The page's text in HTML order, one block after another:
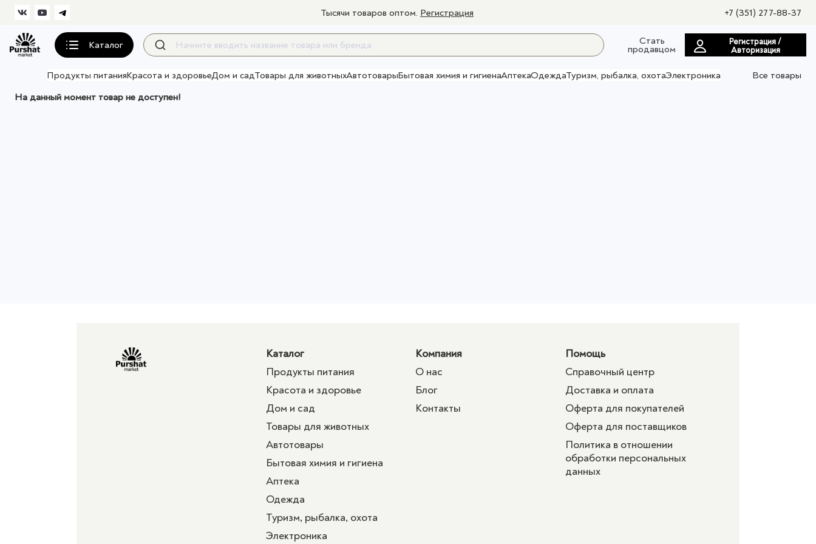
Тысячи товаров оптом. Регистрация +7 (351) 277-88-37
Каталог Стать
продавцом
Регистрация /
Авторизация
Продукты питанияКрасота и здоровьеДом и садТовары для животныхАвтотоварыБытовая химия и гигиенаАптекаОдеждаТуризм, рыбалка, охотаЭлектроника
Все товары
На данный момент товар не доступен!
Каталог
Продукты питания
Красота и здоровье
Дом и сад
Товары для животных
Автотовары
Бытовая химия и гигиена
Аптека
Одежда
Туризм, рыбалка, охота
Электроника
Компания
О нас
Блог
Контакты
Помощь
Справочный центр
Доставка и оплата
Оферта для покупателей
Оферта для поставщиков
Политика в отношении
обработки персональных
данных